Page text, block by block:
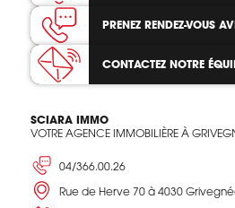
PRENEZ RENDEZ-VOUS
CONTACTEZ NOTRE
SCIARA IMMO
VOTRE AGENCE IMMOBILIÈRE À
04/366.00.26
Rue de Herve 70 à 4030